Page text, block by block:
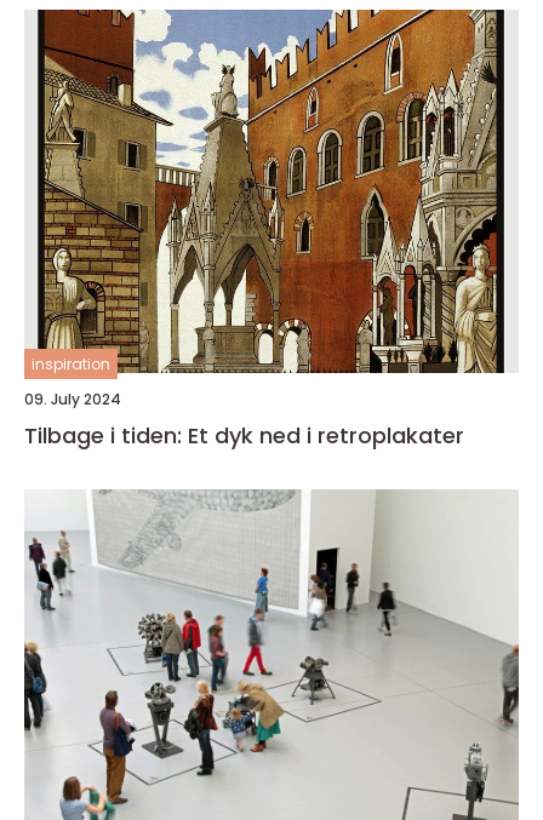
inspiration
09. July 2024
Tilbage i tiden: Et dyk ned i retroplakater